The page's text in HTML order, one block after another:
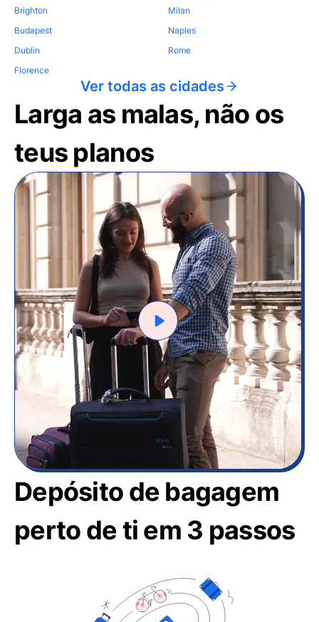
Brighton
Budapest
Dublin
Florence
Milan
Naples
Rome
Ver todas as cidades
Larga as malas, não os
teus planos
Depósito de bagagem
perto de ti em 3 passos